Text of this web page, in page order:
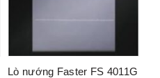
Lò nướng Faster FS 4011G